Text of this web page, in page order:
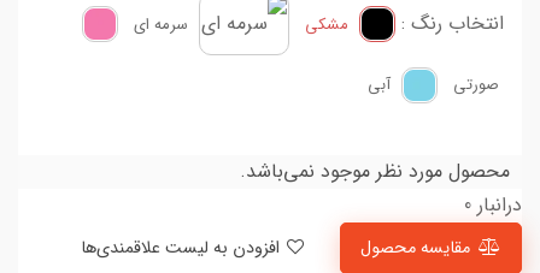
انتخاب رنگ : مشکی سرمه ای
صورتی آبی
محصول مورد نظر موجود نمی‌باشد.
درانبار 0
مقایسه محصول